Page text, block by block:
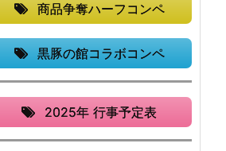
商品争奪ハーフコンペ
黒豚の館コラボコンペ
2025年 行事予定表